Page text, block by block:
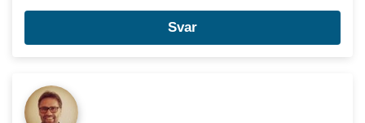
Svar